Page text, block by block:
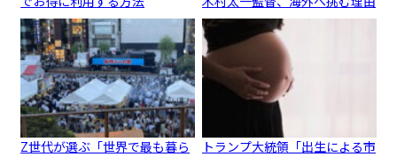
Z世代が選ぶ「世界で最も暮ら
トランプ大統領「出生による市